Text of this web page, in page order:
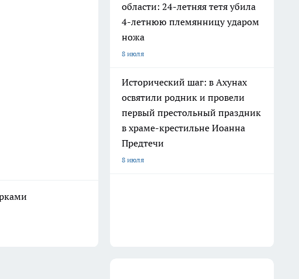
области: 24-летняя тетя убила
4-летнюю племянницу ударом
ножа
8 июля
Исторический шаг: в Ахунах
освятили родник и провели
первый престольный праздник
в храме-крестильне Иоанна
Предтечи
8 июля